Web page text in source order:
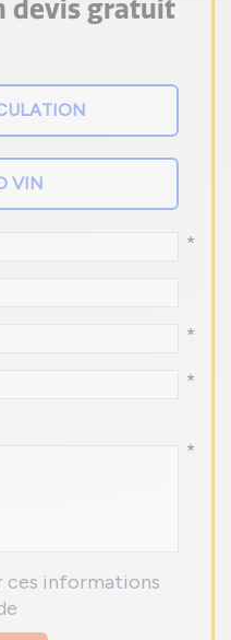
devis gratuit
*
*
*
*
ces informations